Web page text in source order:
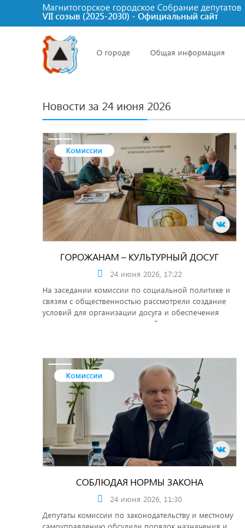
Магнитогорское городское Cобрание депутатов
VII созыв (2025-2030) - Официальный сайт
О городе Общая информация
Новости за 24 июня 2026
Комиссии
ГОРОЖАНАМ – КУЛЬТУРНЫЙ ДОСУГ
24 июня 2026, 17:22
На заседании комиссии по социальной политике и
связям с общественностью рассмотрели создание
условий для организации досуга и обеспечения
горожан услугами организаций культуры.
Комиссии
СОБЛЮДАЯ НОРМЫ ЗАКОНА
24 июня 2026, 11:30
Депутаты комиссии по законодательству и местному
самоуправлению обсудили порядок назначения и